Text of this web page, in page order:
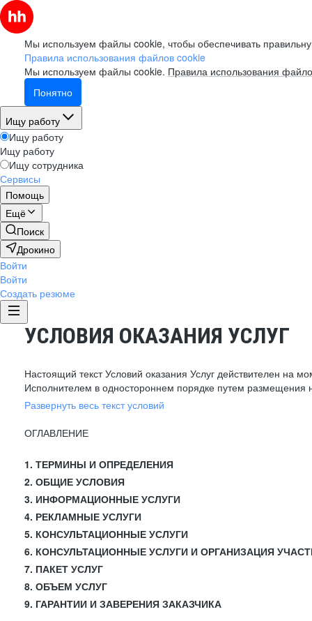
Мы используем файлы cookie, чтобы обеспечивать
Правила использования файлов cookie
Мы используем файлы cookie. Правила использования
Понятно
Ищу работу
Ищу работу
Ищу работу
Ищу сотрудника
Сервисы
Помощь
Ещё
Поиск
Дрокино
Войти
Войти
Создать резюме
УСЛОВИЯ ОКАЗАНИЯ УСЛУГ
Настоящий текст Условий оказания Услуг действителен на
Исполнителем в одностороннем порядке путем размещения
Развернуть весь текст условий
ОГЛАВЛЕНИЕ
1. ТЕРМИНЫ И ОПРЕДЕЛЕНИЯ
2. ОБЩИЕ УСЛОВИЯ
3. ИНФОРМАЦИОННЫЕ УСЛУГИ
4. РЕКЛАМНЫЕ УСЛУГИ
5. КОНСУЛЬТАЦИОННЫЕ УСЛУГИ
6. КОНСУЛЬТАЦИОННЫЕ УСЛУГИ И ОРГАНИЗАЦИЯ
7. ПАКЕТ УСЛУГ
8. ОБЪЕМ УСЛУГ
9. ГАРАНТИИ И ЗАВЕРЕНИЯ ЗАКАЗЧИКА